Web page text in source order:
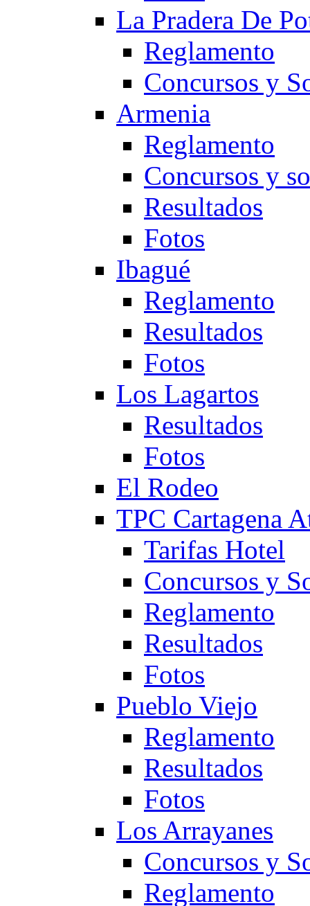
La Pradera De
Reglamento
Concursos y
Armenia
Reglamento
Concursos y
Resultados
Fotos
Ibagué
Reglamento
Resultados
Fotos
Los Lagartos
Resultados
Fotos
El Rodeo
TPC Cartagena
Tarifas Hotel
Concursos y
Reglamento
Resultados
Fotos
Pueblo Viejo
Reglamento
Resultados
Fotos
Los Arrayanes
Concursos y
Reglamento